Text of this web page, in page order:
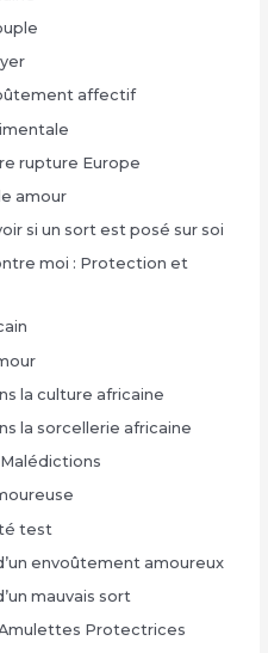
affectif
rupture Europe
amour
si un sort est posé sur soi
moi : Protection et
la culture africaine
la sorcellerie africaine
test
envoûtement amoureux
mauvais sort
Protectrices